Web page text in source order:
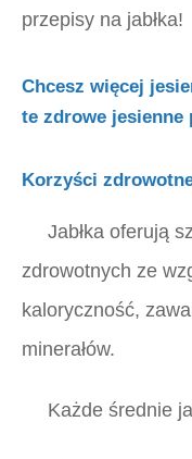
przepisy na jabłka!
Chcesz więcej
te zdrowe jesienne
Korzyści
Jabłka oferują
zdrowotnych ze
kaloryczność,
minerałów.
Każde średnie